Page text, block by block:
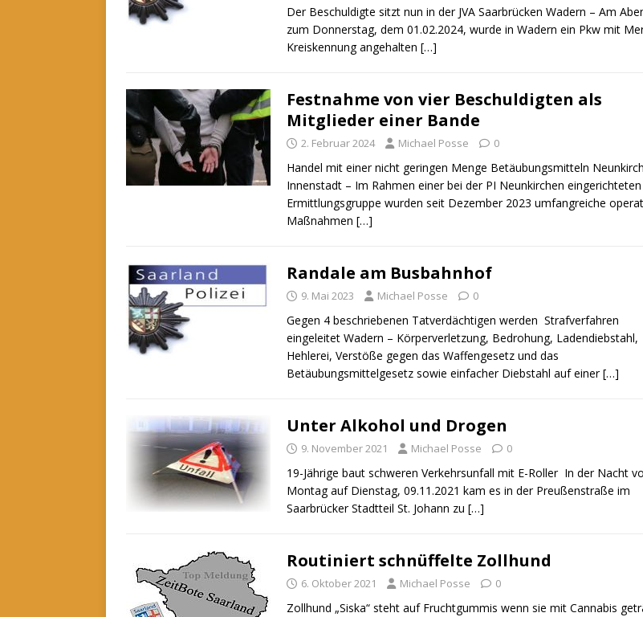
Der Beschuldigte sitzt nun in der JVA Saarbrücken Wadern – Am
zum Donnerstag, dem 01.02.2024, wurde in Wadern ein Pkw mit
Kreiskennung angehalten […]
Festnahme von vier Beschuldigten als
Mitglieder einer Bande
2. Februar 2024 Michael Posse 0
Handel mit einer nicht geringen Menge Betäubungsmitteln
Innenstadt – Im Rahmen einer bei der PI Neunkirchen eingerichteten
Ermittlungsgruppe wurden seit Dezember 2023 umfangreiche
Maßnahmen […]
Randale am Busbahnhof
9. Mai 2023 Michael Posse 0
Gegen 4 beschriebenen Tatverdächtigen werden Strafverfahren
eingeleitet Wadern – Körperverletzung, Bedrohung, Ladendiebstahl,
Hehlerei, Verstöße gegen das Waffengesetz und das
Betäubungsmittelgesetz sowie einfacher Diebstahl auf einer[…]
Unter Alkohol und Drogen
9. November 2021 Michael Posse 0
19-Jährige baut schweren Verkehrsunfall mit E-Roller In der Nacht
Montag auf Dienstag, 09.11.2021 kam es in der Preußenstraße im
Saarbrücker Stadtteil St. Johann zu […]
Routiniert schnüffelte Zollhund
6. Oktober 2021 Michael Posse 0
Zollhund „Siska“ steht auf Fruchtgummis wenn sie mit Cannabis